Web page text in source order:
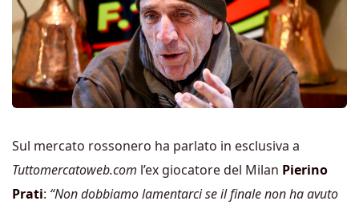
Sul mercato rossonero ha parlato in esclusiva a
Tuttomercatoweb.com l’ex giocatore del Milan Pierino
Prati: “Non dobbiamo lamentarci se il finale non ha avuto